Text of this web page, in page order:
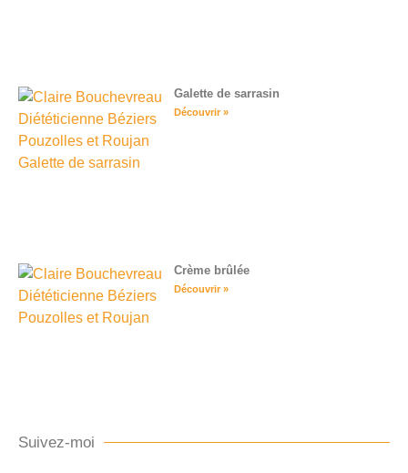
Galette de sarrasin
Découvrir »
Crème brûlée
Découvrir »
Suivez-moi